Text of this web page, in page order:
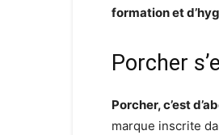
formation et
Porcher
Porcher, c’est
marque inscrite